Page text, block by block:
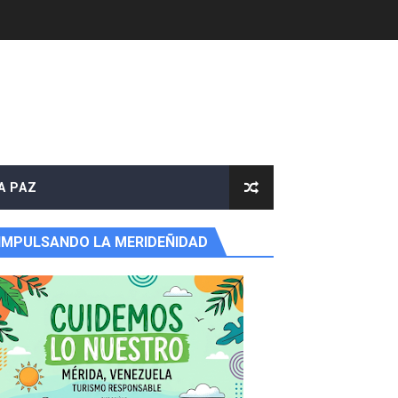
PAZ
IMPULSANDO LA MERIDEÑIDAD